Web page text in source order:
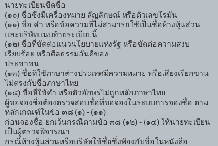
นายทะเบียนขีดชื่อ
(๑๐) ชื่อซึ่งมีเครื่องหมาย สัญลักษณ์ หรือตัวเลขโรมัน
(๑๑) ชื่อ คำ หรือข้อความที่ไม่สามารถใช้เป็นชื่อห้างหุ้นส่วน
และบริษัทแนบท้ายระเบียบนี้
(๑๒) ชื่อที่ขัดต่อแนวนโยบายแห่งรัฐ หรือขัดต่อความสงบ
เรียบร้อย หรือศีลธรรมอันดีของ
ประชาชน
(๑๓) ชื่อที่ใช้ภาษาต่างประเทศมีความหมาย หรือเสียงเรียกขาน
ไม่ตรงกับชื่อภาษาไทย
(๑๔) ชื่อที่ใช้คำ หรือตัวอักษรไม่ถูกหลักภาษาไทย
ผู้ขอจองชื่อต้องตรวจสอบชื่อที่ขอจองในระบบการจองชื่อ ตาม
หลักเกณฑ์ในข้อ ๓๘ (๑) - (๑๑)
ก่อนจองชื่อ ยกเว้นกรณีตามข้อ ๓๘ (๑๒) - (๑๔) ให้นายทะเบียน
เป็นผู้ตรวจพิจารณา
กรณีห้างหุ้นส่วนหรือบริษัทใช้ชื่อซึ่งพ้องกับชื่อในหนังสือ